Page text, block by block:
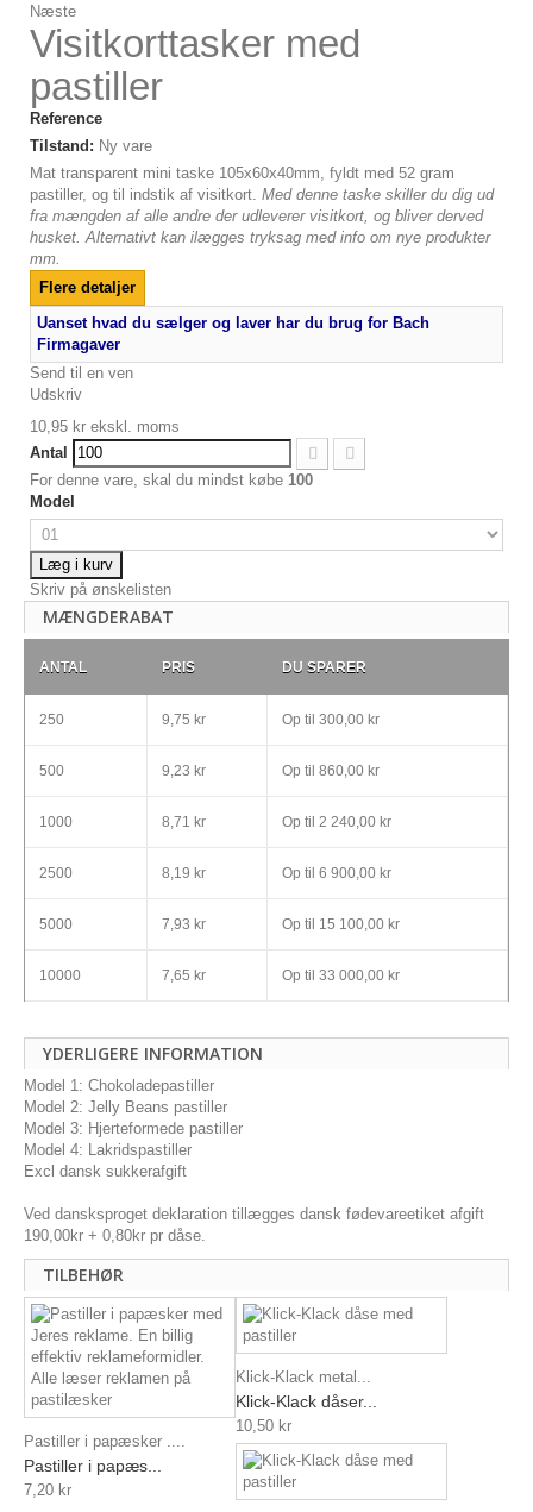
Næste
Visitkorttasker med
pastiller
Reference
Tilstand: Ny vare
Mat transparent mini taske 105x60x40mm, fyldt med 52 gram
pastiller, og til indstik af visitkort. Med denne taske skiller du dig ud
fra mængden af alle andre der udleverer visitkort, og bliver derved
husket. Alternativt kan ilægges tryksag med info om nye produkter
mm.
Flere detaljer
Uanset hvad du sælger og laver har du brug for Bach
Firmagaver
Send til en ven
Udskriv
10,95 kr ekskl. moms
Antal
For denne vare, skal du mindst købe 100
Model
Læg i kurv
Skriv på ønskelisten
MÆNGDERABAT
ANTAL PRIS DU SPARER
250 9,75 kr Op til 300,00 kr
500 9,23 kr Op til 860,00 kr
1000 8,71 kr Op til 2 240,00 kr
2500 8,19 kr Op til 6 900,00 kr
5000 7,93 kr Op til 15 100,00 kr
10000 7,65 kr Op til 33 000,00 kr
YDERLIGERE INFORMATION
Model 1: Chokoladepastiller
Model 2: Jelly Beans pastiller
Model 3: Hjerteformede pastiller
Model 4: Lakridspastiller
Excl dansk sukkerafgift
Ved dansksproget deklaration tillægges dansk fødevareetiket afgift
190,00kr + 0,80kr pr dåse.
TILBEHØR
Pastiller i papæsker ....
Pastiller i papæs...
7,20 kr
Klick-Klack metal...
Klick-Klack dåser...
10,50 kr